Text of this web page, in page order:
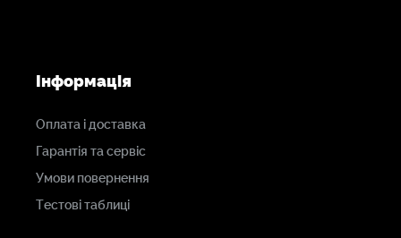
Інформація
Оплата і доставка
Гарантія та сервіс
Умови повернення
Тестові таблиці